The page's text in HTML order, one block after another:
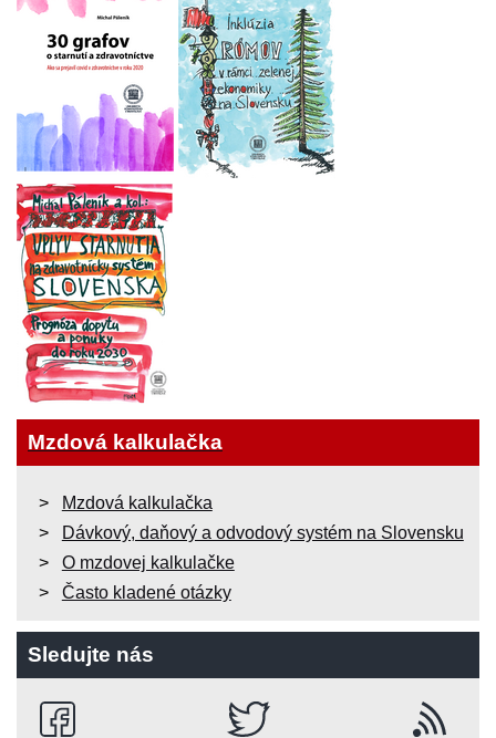
Mzdová kalkulačka
Mzdová kalkulačka
Dávkový, daňový a odvodový systém na Slovensku
O mzdovej kalkulačke
Často kladené otázky
Sledujte nás